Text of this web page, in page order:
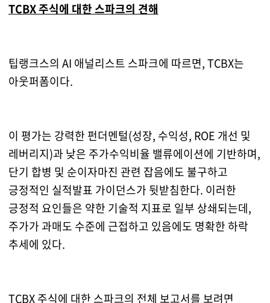
TCBX 주식에 대한 스파크의 견해
팁랭크스의 AI 애널리스트 스파크에 따르면, TCBX는
아웃퍼폼이다.
이 평가는 강력한 펀더멘털(성장, 수익성, ROE 개선 및
레버리지)과 낮은 주가수익비율 밸류에이션에 기반하며,
단기 합병 및 순이자마진 관련 잡음에도 불구하고
긍정적인 실적발표 가이던스가 뒷받침한다. 이러한
긍정적 요인들은 약한 기술적 지표로 일부 상쇄되는데,
주가가 과매도 수준에 근접하고 있음에도 명확한 하락
추세에 있다.
TCBX 주식에 대한 스파크의 전체 보고서를 보려면